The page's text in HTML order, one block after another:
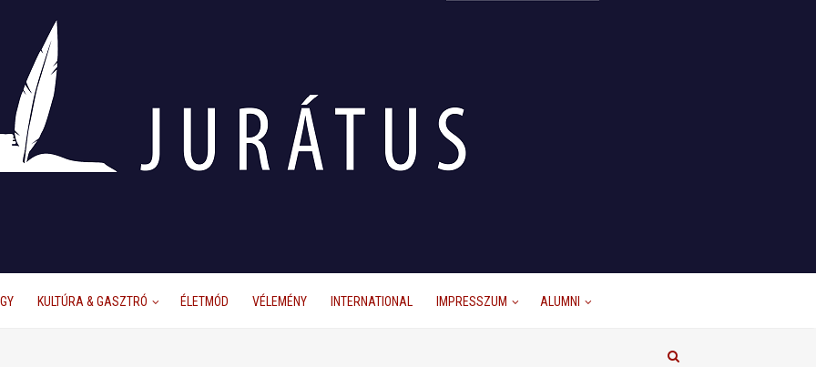
KULTÚRA & GASZTRÓ ÉLETMÓD VÉLEMÉNY INTERNATIONAL IMPRESSZUM ALUMNI